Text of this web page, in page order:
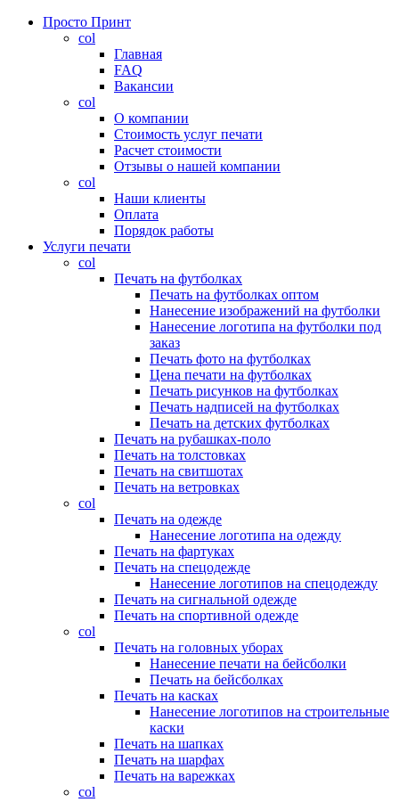
Просто Принт
col
Главная
FAQ
Вакансии
col
О компании
Стоимость услуг печати
Расчет стоимости
Отзывы о нашей компании
col
Наши клиенты
Оплата
Порядок работы
Услуги печати
col
Печать на футболках
Печать на футболках оптом
Нанесение изображений на футболки
Нанесение логотипа на футболки под
заказ
Печать фото на футболках
Цена печати на футболках
Печать рисунков на футболках
Печать надписей на футболках
Печать на детских футболках
Печать на рубашках-поло
Печать на толстовках
Печать на свитшотах
Печать на ветровках
col
Печать на одежде
Нанесение логотипа на одежду
Печать на фартуках
Печать на спецодежде
Нанесение логотипов на спецодежду
Печать на сигнальной одежде
Печать на спортивной одежде
col
Печать на головных уборах
Нанесение печати на бейсболки
Печать на бейсболках
Печать на касках
Нанесение логотипов на строительные
каски
Печать на шапках
Печать на шарфах
Печать на варежках
col